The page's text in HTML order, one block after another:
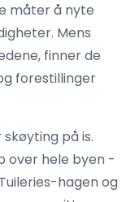
måter å nyte
Mens
finner de
forestillinger
på is.
over hele byen -
hagen og